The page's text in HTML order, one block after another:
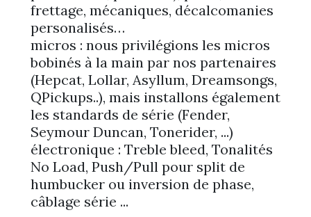
frettage, mécaniques, décalcomanies
personalisés…
micros : nous privilégions les micros
bobinés à la main par nos partenaires
(Hepcat, Lollar, Asyllum, Dreamsongs,
QPickups..), mais installons également
les standards de série (Fender,
Seymour Duncan, Tonerider, ...)
électronique : Treble bleed, Tonalités
No Load, Push/Pull pour split de
humbucker ou inversion de phase,
câblage série ...